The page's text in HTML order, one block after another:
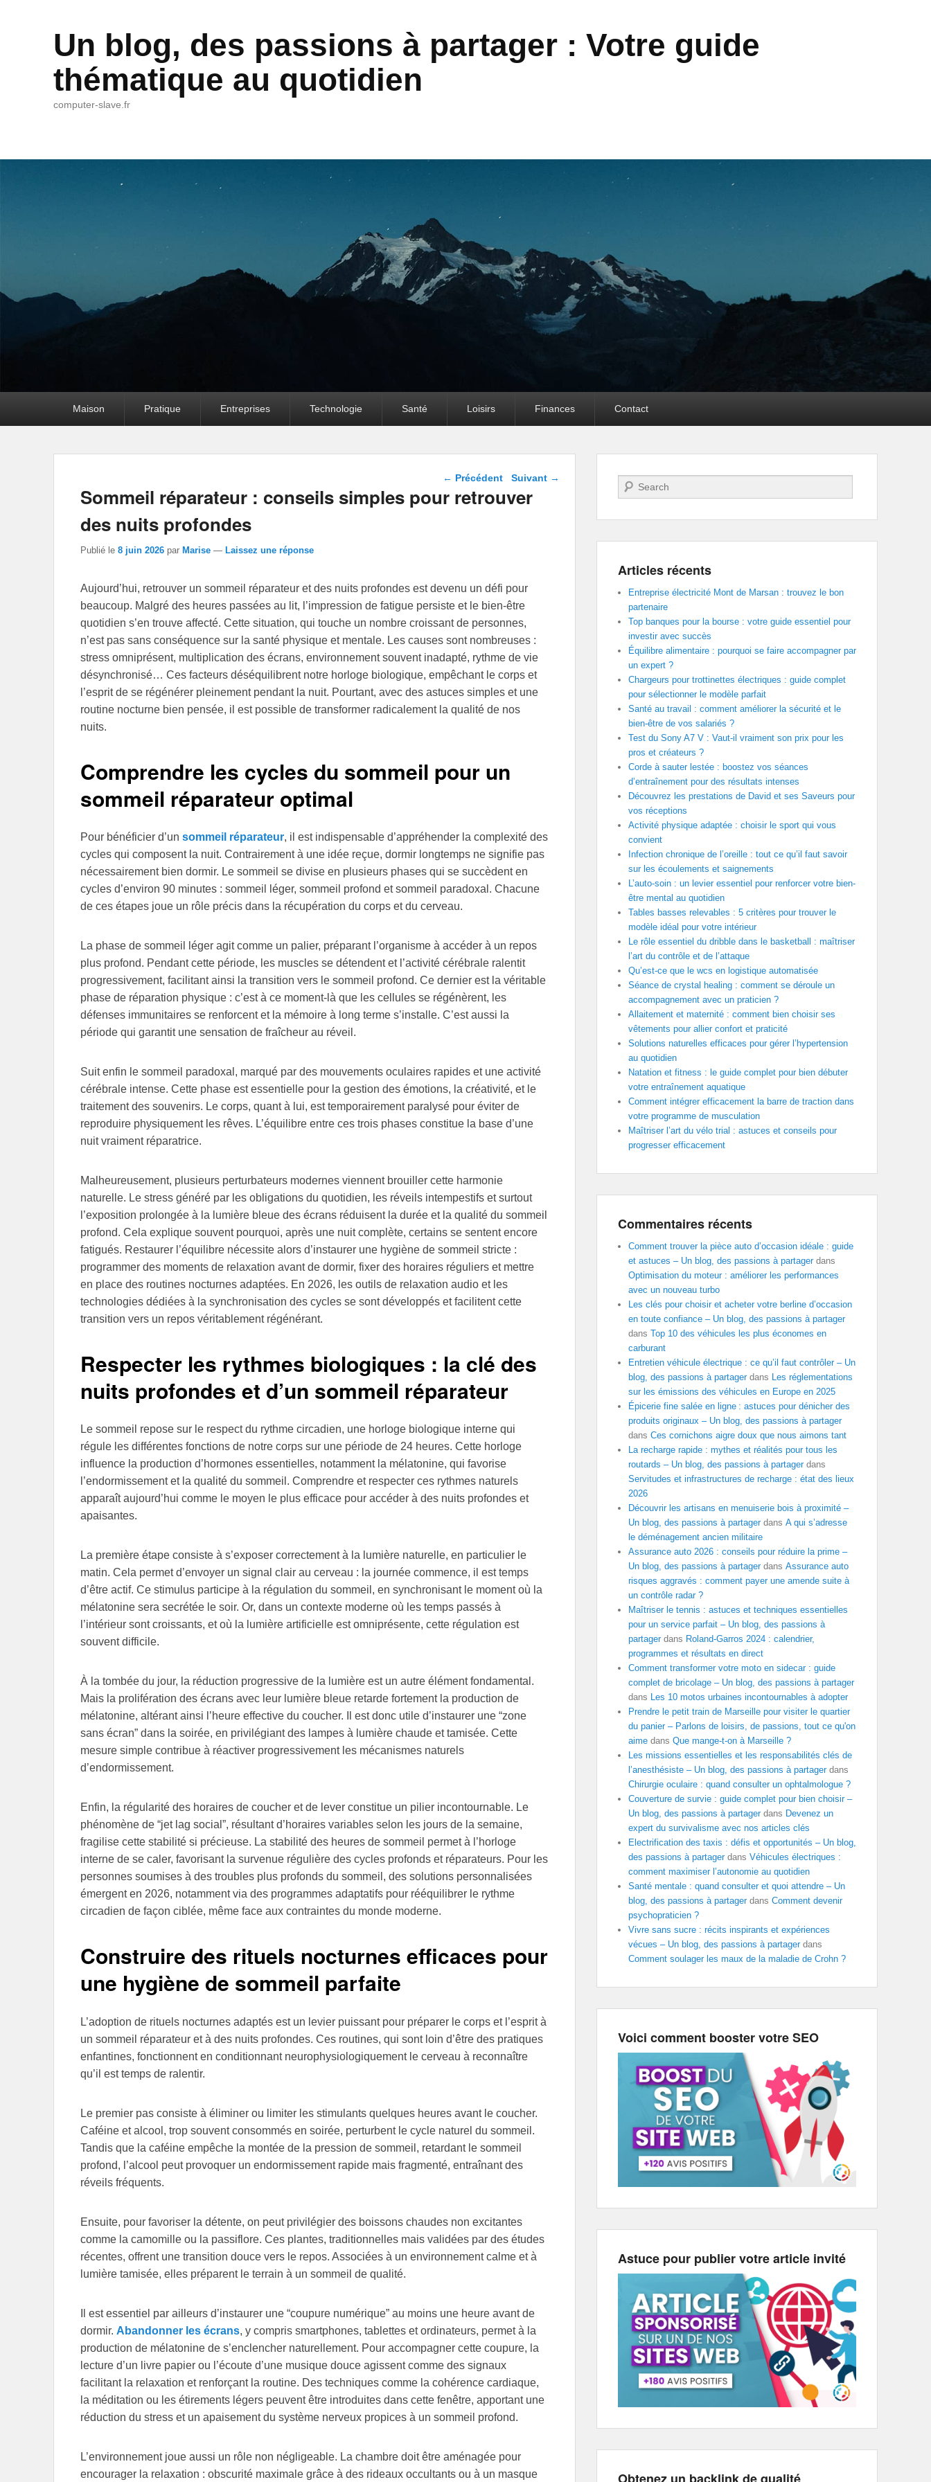
Un blog, des passions à partager : Votre guide
thématique au quotidien
computer-slave.fr
Maison Pratique Entreprises Technologie Santé Loisirs Finances Contact
Navigation dans les
← Précédent Suivant →
Sommeil réparateur : conseils simples pour retrouver
des nuits profondes
Publié le 8 juin 2026 par Marise — Laissez une réponse
Aujourd’hui, retrouver un sommeil réparateur et des nuits profondes est devenu un défi pour
beaucoup. Malgré des heures passées au lit, l’impression de fatigue persiste et le bien-être
quotidien s’en trouve affecté. Cette situation, qui touche un nombre croissant de personnes,
n’est pas sans conséquence sur la santé physique et mentale. Les causes sont nombreuses :
stress omniprésent, multiplication des écrans, environnement souvent inadapté, rythme de vie
désynchronisé… Ces facteurs déséquilibrent notre horloge biologique, empêchant le corps et
l’esprit de se régénérer pleinement pendant la nuit. Pourtant, avec des astuces simples et une
routine nocturne bien pensée, il est possible de transformer radicalement la qualité de nos
nuits.
Comprendre les cycles du sommeil pour un
sommeil réparateur optimal
Pour bénéficier d’un sommeil réparateur, il est indispensable d’appréhender la complexité des
cycles qui composent la nuit. Contrairement à une idée reçue, dormir longtemps ne signifie pas
nécessairement bien dormir. Le sommeil se divise en plusieurs phases qui se succèdent en
cycles d’environ 90 minutes : sommeil léger, sommeil profond et sommeil paradoxal. Chacune
de ces étapes joue un rôle précis dans la récupération du corps et du cerveau.
La phase de sommeil léger agit comme un palier, préparant l’organisme à accéder à un repos
plus profond. Pendant cette période, les muscles se détendent et l’activité cérébrale ralentit
progressivement, facilitant ainsi la transition vers le sommeil profond. Ce dernier est la véritable
phase de réparation physique : c’est à ce moment-là que les cellules se régénèrent, les
défenses immunitaires se renforcent et la mémoire à long terme s’installe. C’est aussi la
période qui garantit une sensation de fraîcheur au réveil.
Suit enfin le sommeil paradoxal, marqué par des mouvements oculaires rapides et une activité
cérébrale intense. Cette phase est essentielle pour la gestion des émotions, la créativité, et le
traitement des souvenirs. Le corps, quant à lui, est temporairement paralysé pour éviter de
reproduire physiquement les rêves. L’équilibre entre ces trois phases constitue la base d’une
nuit vraiment réparatrice.
Malheureusement, plusieurs perturbateurs modernes viennent brouiller cette harmonie
naturelle. Le stress généré par les obligations du quotidien, les réveils intempestifs et surtout
l’exposition prolongée à la lumière bleue des écrans réduisent la durée et la qualité du sommeil
profond. Cela explique souvent pourquoi, après une nuit complète, certains se sentent encore
fatigués. Restaurer l’équilibre nécessite alors d’instaurer une hygiène de sommeil stricte :
programmer des moments de relaxation avant de dormir, fixer des horaires réguliers et mettre
en place des routines nocturnes adaptées. En 2026, les outils de relaxation audio et les
technologies dédiées à la synchronisation des cycles se sont développés et facilitent cette
transition vers un repos véritablement régénérant.
Respecter les rythmes biologiques : la clé des
nuits profondes et d’un sommeil réparateur
Le sommeil repose sur le respect du rythme circadien, une horloge biologique interne qui
régule les différentes fonctions de notre corps sur une période de 24 heures. Cette horloge
influence la production d’hormones essentielles, notamment la mélatonine, qui favorise
l’endormissement et la qualité du sommeil. Comprendre et respecter ces rythmes naturels
apparaît aujourd’hui comme le moyen le plus efficace pour accéder à des nuits profondes et
apaisantes.
La première étape consiste à s’exposer correctement à la lumière naturelle, en particulier le
matin. Cela permet d’envoyer un signal clair au cerveau : la journée commence, il est temps
d’être actif. Ce stimulus participe à la régulation du sommeil, en synchronisant le moment où la
mélatonine sera secrétée le soir. Or, dans un contexte moderne où les temps passés à
l’intérieur sont croissants, et où la lumière artificielle est omniprésente, cette régulation est
souvent difficile.
À la tombée du jour, la réduction progressive de la lumière est un autre élément fondamental.
Mais la prolifération des écrans avec leur lumière bleue retarde fortement la production de
mélatonine, altérant ainsi l’heure effective du coucher. Il est donc utile d’instaurer une “zone
sans écran” dans la soirée, en privilégiant des lampes à lumière chaude et tamisée. Cette
mesure simple contribue à réactiver progressivement les mécanismes naturels
d’endormissement.
Enfin, la régularité des horaires de coucher et de lever constitue un pilier incontournable. Le
phénomène de “jet lag social”, résultant d’horaires variables selon les jours de la semaine,
fragilise cette stabilité si précieuse. La stabilité des heures de sommeil permet à l’horloge
interne de se caler, favorisant la survenue régulière des cycles profonds et réparateurs. Pour les
personnes soumises à des troubles plus profonds du sommeil, des solutions personnalisées
émergent en 2026, notamment via des programmes adaptatifs pour rééquilibrer le rythme
circadien de façon ciblée, même face aux contraintes du monde moderne.
Construire des rituels nocturnes efficaces pour
une hygiène de sommeil parfaite
L’adoption de rituels nocturnes adaptés est un levier puissant pour préparer le corps et l’esprit à
un sommeil réparateur et à des nuits profondes. Ces routines, qui sont loin d’être des pratiques
enfantines, fonctionnent en conditionnant neurophysiologiquement le cerveau à reconnaître
qu’il est temps de ralentir.
Le premier pas consiste à éliminer ou limiter les stimulants quelques heures avant le coucher.
Caféine et alcool, trop souvent consommés en soirée, perturbent le cycle naturel du sommeil.
Tandis que la caféine empêche la montée de la pression de sommeil, retardant le sommeil
profond, l’alcool peut provoquer un endormissement rapide mais fragmenté, entraînant des
réveils fréquents.
Ensuite, pour favoriser la détente, on peut privilégier des boissons chaudes non excitantes
comme la camomille ou la passiflore. Ces plantes, traditionnelles mais validées par des études
récentes, offrent une transition douce vers le repos. Associées à un environnement calme et à
lumière tamisée, elles préparent le terrain à un sommeil de qualité.
Il est essentiel par ailleurs d’instaurer une “coupure numérique” au moins une heure avant de
dormir. Abandonner les écrans, y compris smartphones, tablettes et ordinateurs, permet à la
production de mélatonine de s’enclencher naturellement. Pour accompagner cette coupure, la
lecture d’un livre papier ou l’écoute d’une musique douce agissent comme des signaux
facilitant la relaxation et renforçant la routine. Des techniques comme la cohérence cardiaque,
la méditation ou les étirements légers peuvent être introduites dans cette fenêtre, apportant une
réduction du stress et un apaisement du système nerveux propices à un sommeil profond.
L’environnement joue aussi un rôle non négligeable. La chambre doit être aménagée pour
encourager la relaxation : obscurité maximale grâce à des rideaux occultants ou à un masque
Recherche
Articles récents
Entreprise électricité Mont de Marsan : trouvez le bon
partenaire
Top banques pour la bourse : votre guide essentiel pour
investir avec succès
Équilibre alimentaire : pourquoi se faire accompagner par
un expert ?
Chargeurs pour trottinettes électriques : guide complet
pour sélectionner le modèle parfait
Santé au travail : comment améliorer la sécurité et le
bien-être de vos salariés ?
Test du Sony A7 V : Vaut-il vraiment son prix pour les
pros et créateurs ?
Corde à sauter lestée : boostez vos séances
d’entraînement pour des résultats intenses
Découvrez les prestations de David et ses Saveurs pour
vos réceptions
Activité physique adaptée : choisir le sport qui vous
convient
Infection chronique de l’oreille : tout ce qu’il faut savoir
sur les écoulements et saignements
L’auto-soin : un levier essentiel pour renforcer votre bien-
être mental au quotidien
Tables basses relevables : 5 critères pour trouver le
modèle idéal pour votre intérieur
Le rôle essentiel du dribble dans le basketball : maîtriser
l’art du contrôle et de l’attaque
Qu’est-ce que le wcs en logistique automatisée
Séance de crystal healing : comment se déroule un
accompagnement avec un praticien ?
Allaitement et maternité : comment bien choisir ses
vêtements pour allier confort et praticité
Solutions naturelles efficaces pour gérer l’hypertension
au quotidien
Natation et fitness : le guide complet pour bien débuter
votre entraînement aquatique
Comment intégrer efficacement la barre de traction dans
votre programme de musculation
Maîtriser l’art du vélo trial : astuces et conseils pour
progresser efficacement
Commentaires récents
Comment trouver la pièce auto d’occasion idéale : guide
et astuces – Un blog, des passions à partagerdans
Optimisation du moteur : améliorer les performances
avec un nouveau turbo
Les clés pour choisir et acheter votre berline d’occasion
en toute confiance – Un blog, des passions à partager
dans Top 10 des véhicules les plus économes en
carburant
Entretien véhicule électrique : ce qu’il faut contrôler – Un
blog, des passions à partagerdans Les réglementations
sur les émissions des véhicules en Europe en 2025
Épicerie fine salée en ligne : astuces pour dénicher des
produits originaux – Un blog, des passions à partager
dans Ces cornichons aigre doux que nous aimons tant
La recharge rapide : mythes et réalités pour tous les
routards – Un blog, des passions à partagerdans
Servitudes et infrastructures de recharge : état des lieux
2026
Découvrir les artisans en menuiserie bois à proximité –
Un blog, des passions à partagerdans A qui s’adresse
le déménagement ancien militaire
Assurance auto 2026 : conseils pour réduire la prime –
Un blog, des passions à partagerdans Assurance auto
risques aggravés : comment payer une amende suite à
un contrôle radar ?
Maîtriser le tennis : astuces et techniques essentielles
pour un service parfait – Un blog, des passions à
partagerdans Roland-Garros 2024 : calendrier,
programmes et résultats en direct
Comment transformer votre moto en sidecar : guide
complet de bricolage – Un blog, des passions à partager
dans Les 10 motos urbaines incontournables à adopter
Prendre le petit train de Marseille pour visiter le quartier
du panier – Parlons de loisirs, de passions, tout ce qu'on
aime dans Que mange-t-on à Marseille ?
Les missions essentielles et les responsabilités clés de
l’anesthésiste – Un blog, des passions à partagerdans
Chirurgie oculaire : quand consulter un ophtalmologue ?
Couverture de survie : guide complet pour bien choisir –
Un blog, des passions à partagerdans Devenez un
expert du survivalisme avec nos articles clés
Electrification des taxis : défis et opportunités – Un blog,
des passions à partagerdans Véhicules électriques :
comment maximiser l’autonomie au quotidien
Santé mentale : quand consulter et quoi attendre – Un
blog, des passions à partagerdans Comment devenir
psychopraticien ?
Vivre sans sucre : récits inspirants et expériences
vécues – Un blog, des passions à partagerdans
Comment soulager les maux de la maladie de Crohn ?
Voici comment booster votre SEO
Astuce pour publier votre article invité